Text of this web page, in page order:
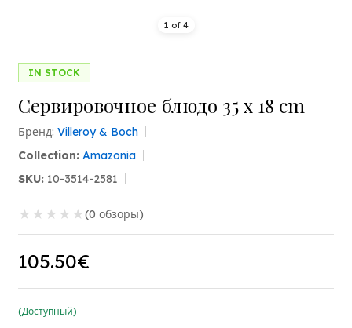
1 of 4
IN STOCK
Сервировочное блюдо 35 x 18 cm
Бренд: Villeroy & Boch
Collection: Amazonia
SKU: 10-3514-2581
★ ★ ★ ★ ★(0 обзоры)
105.50€
(Доступный)